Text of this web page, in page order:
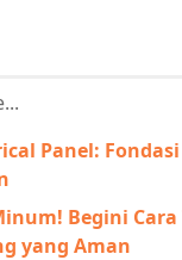
Panel:
Begini
yang Aman